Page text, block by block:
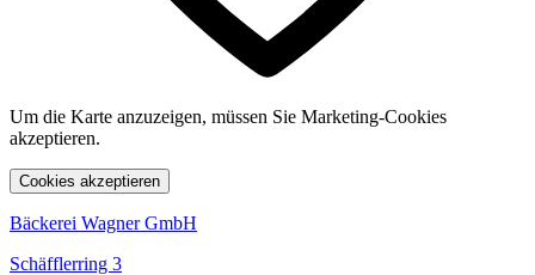
Um die Karte anzuzeigen, müssen Sie Marketing-Cookies
akzeptieren.
Cookies akzeptieren
Bäckerei Wagner GmbH
Schäfflerring 3